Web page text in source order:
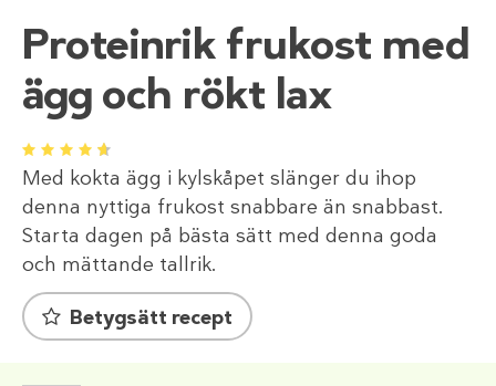
Proteinrik frukost med
ägg och rökt lax
1 2 3 4 5
Med kokta ägg i kylskåpet slänger du ihop
denna nyttiga frukost snabbare än snabbast.
Starta dagen på bästa sätt med denna goda
och mättande tallrik.
Betygsätt recept